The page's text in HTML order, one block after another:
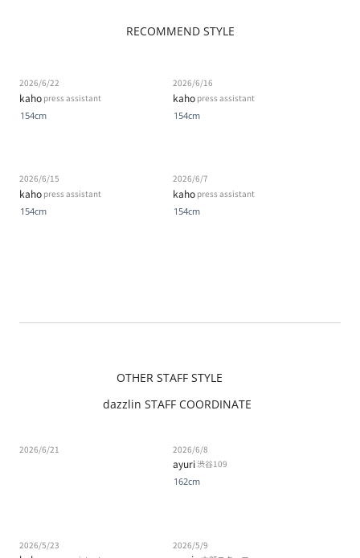
RECOMMEND STYLE
kaho press assistant
2026/6/22
154cm
kaho press assistant
2026/6/16
154cm
kaho press assistant
2026/6/15
154cm
kaho press assistant
2026/6/7
154cm
OTHER STAFF STYLE
dazzlin STAFF COORDINATE
2026/6/21
ayuri渋谷109
2026/6/8
162cm
2026/5/23 2026/5/9